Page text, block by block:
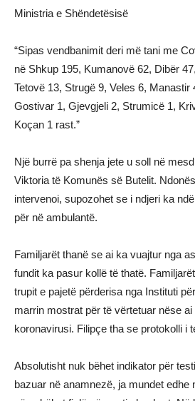
Ministria e Shëndetësisë
“Sipas vendbanimit deri më tani me
në Shkup 195, Kumanovë 62, Dibër
Tetovë 13, Strugë 9, Veles 6, Manastir
Gostivar 1, Gjevgjeli 2, Strumicë 1,
Koçan 1 rast.”
Një burrë pa shenja jete u soll në
Viktoria të Komunës së Butelit.
intervenoi, supozohet se i ndjeri ka
për në ambulantë.
Familjarët thanë se ai ka vuajtur nga
fundit ka pasur kollë të thatë.
trupit e pajetë përderisa nga Instituti
marrin mostrat për të vërtetuar nëse
koronavirusi. Filipçe tha se protokolli i
Absolutisht nuk bëhet indikator për
bazuar në anamnezë, ja mundet edhe